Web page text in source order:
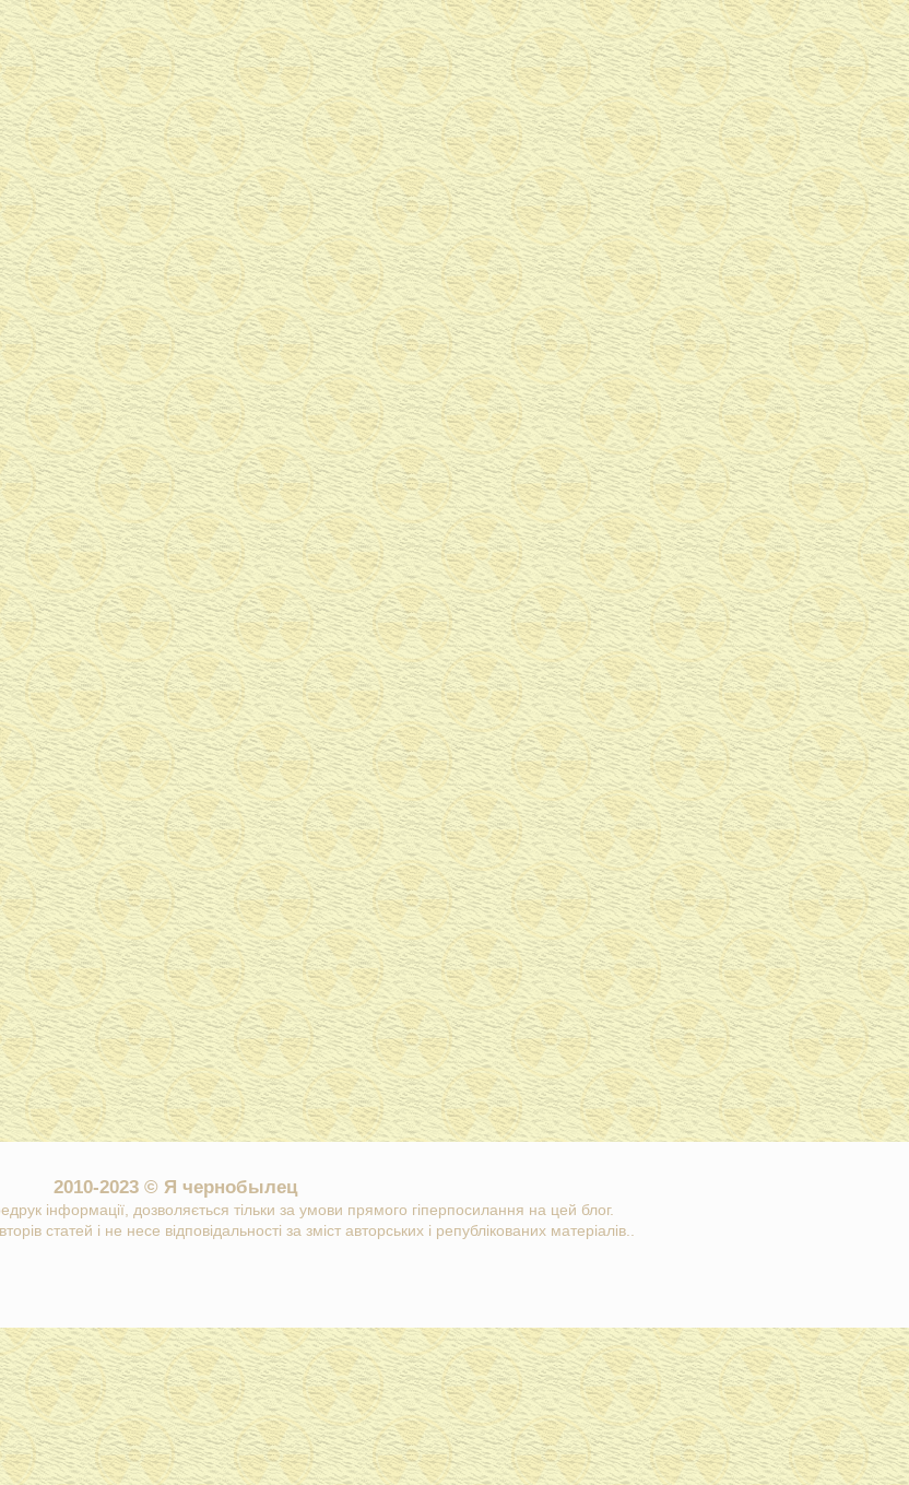
2010-2023 © Я чернобылец
інформації, дозволяється тільки за умови прямого гіперпосилання на цей блог.
статей і не несе відповідальності за зміст авторських і републікованих матеріалів..